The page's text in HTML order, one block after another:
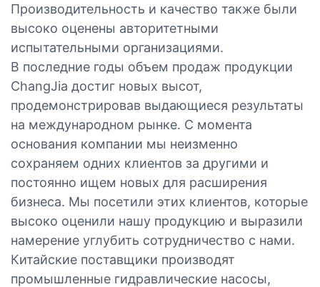
Производительность и качество также были
высоко оценены авторитетными
испытательными организациями.
В последние годы объем продаж продукции
ChangJia достиг новых высот,
продемонстрировав выдающиеся результаты
на международном рынке. С момента
основания компании мы неизменно
сохраняем одних клиентов за другими и
постоянно ищем новых для расширения
бизнеса. Мы посетили этих клиентов, которые
высоко оценили нашу продукцию и выразили
намерение углубить сотрудничество с нами.
Китайские поставщики производят
промышленные гидравлические насосы,